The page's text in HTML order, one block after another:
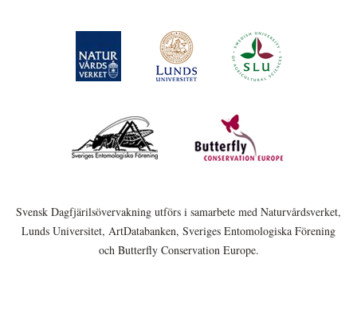
Svensk Dagfjärilsövervakning utförs i samarbete med Naturvårdsverket,
Lunds Universitet, ArtDatabanken, Sveriges Entomologiska Förening
och Butterfly Conservation Europe.